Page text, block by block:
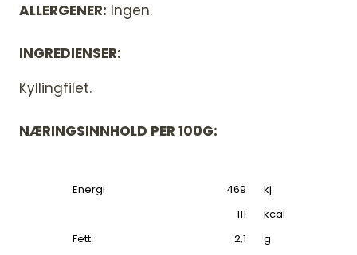
ALLERGENER: Ingen.
INGREDIENSER:
Kyllingfilet.
NÆRINGSINNHOLD PER 100G:
Energi 469
kj
111
kcal
Fett
2,1
g